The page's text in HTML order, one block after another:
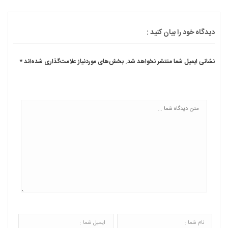
دیدگاه خود را بیان کنید :
نشانی ایمیل شما منتشر نخواهد شد. بخش‌های موردنیاز علامت‌گذاری شده‌اند*